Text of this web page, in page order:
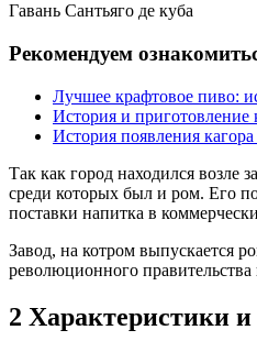
Гавань Сантьяго де куба
Рекомендуем
Лучшее крафтовое пиво:
История и приготовление
История появления
Так как город находился возле
среди которых был и ром. Его
поставки напитка в
Завод, на котром выпускается
революционного
2 Характеристики